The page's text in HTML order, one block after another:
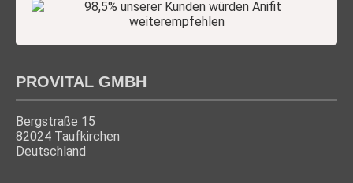
PROVITAL GMBH
Bergstraße 15
82024 Taufkirchen
Deutschland